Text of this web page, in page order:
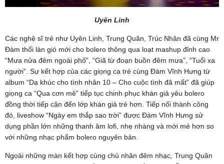
Uyên Linh
Các nghệ sĩ trẻ như Uyên Linh, Trung Quân, Trúc Nhân đã cùng Mr
Đàm thổi làn gió mới cho bolero thông qua loạt mashup đỉnh cao
“Mưa nửa đêm ngoài phố”, “Giã từ đoạn buồn đêm mưa”, “Tuổi xa
người”. Sự kết hợp của các giọng ca trẻ cùng Đàm Vĩnh Hưng từ
album “Dạ khúc cho tình nhân 10 – Cho cuộc tình đã mất” đã giúp
giọng ca “Qua cơn mê” tiếp tục chinh phục khán giả yêu bolero
đồng thời tiếp cận đến lớp khán giả trẻ hơn. Tiếp nối thành công
đó, liveshow “Ngày em thắp sao trời” được Đàm Vĩnh Hưng sử
dụng phần lớn những thanh âm lofi, nhẹ nhàng và mới mẻ hơn so
với những nhạc phẩm bolero nguyên bản.
Ngoài những màn kết hợp cùng chủ nhân đêm nhạc, Trung Quân